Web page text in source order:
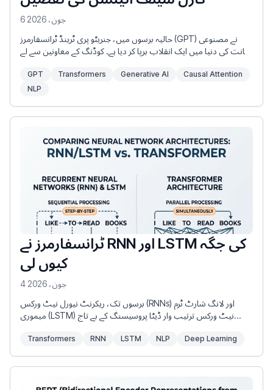
6 جون، 2026
حالیہ برسوں میں، جنریٹو پری ٹرینڈ ٹرانسفارمرز (GPT) نے مصنوعی
ذہانت کی دنیا میں ایک انقلاب برپا کر دیا ہے۔ کوڈنگ کے معاونین سے لے
ایپلی کیشنز جی پی ٹی ماڈلز پر ہی چلتی ہیں۔ لیکن یہ ٹیکنالوجی اصل
میں کیسے کام کرتی ہے؟
GPT Transformers Generative AI
Causal Attention
NLP
ٹرانسفارمرز نے RNN اور LSTM کی جگہ
کیوں لی
4 جون، 2026
برسوں تک، ریکرنٹ نیورل نیٹ ورکس (RNNs) اور لانگ شارٹ ٹرم
میموری (LSTM) نیٹ ورکس ترتیب وار ڈیٹا پروسیسنگ کے بے تاج
ٹیکسٹ جنریشن ماڈلز کو طاقت دی۔ تاہم، 2017 میں، تاریخی مقالے
تعمیر کو متعارف کرایا۔ چند ہی سالوں میں، RNNs اور LSTMs کو مرکزی
Transformers RNN LSTM NLP Deep Learning